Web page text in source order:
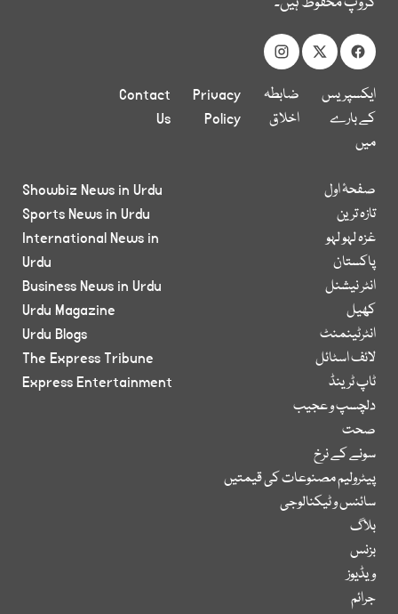
ایکسپریس
کے بارے
میں
ضابطہ
اخلاق
Privacy
Policy
Contact
Us
صفحۂ اول
تازہ ترین
غزہ لہو لہو
پاکستان
انٹر نیشنل
کھیل
انٹرٹینمنٹ
لائف اسٹائل
ٹاپ ٹرینڈ
دلچسپ و عجیب
صحت
سونے کے نرخ
پیٹرولیم مصنوعات کی قیمتیں
سائنس و ٹیکنالوجی
بلاگ
بزنس
ویڈیوز
جرائم
Showbiz News in Urdu
Sports News in Urdu
International News in
Urdu
Business News in Urdu
Urdu Magazine
Urdu Blogs
The Express Tribune
Express Entertainment